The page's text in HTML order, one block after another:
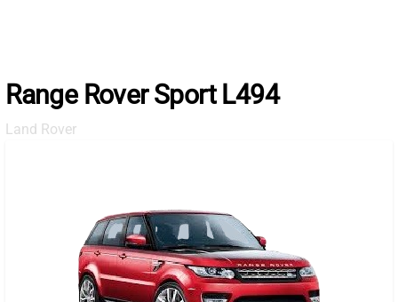
Range Rover Sport L494
Land Rover